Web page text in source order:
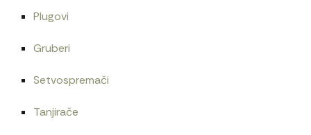
Plugovi
Gruberi
Setvospremači
Tanjirače